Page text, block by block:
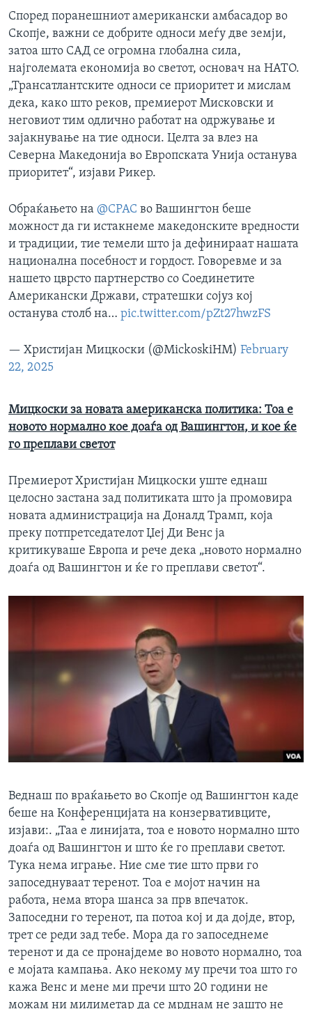
Според поранешниот американски амбасадор во
Скопје, важни се добрите односи меѓу две земји,
затоа што САД се огромна глобална сила,
најголемата економија во светот, основач на НАТО.
„Трансатлантските односи се приоритет и мислам
дека, како што реков, премиерот Мисковски и
неговиот тим одлично работат на одржување и
зајакнување на тие односи. Целта за влез на
Северна Македонија во Европската Унија останува
приоритет“, изјави Рикер.
Обраќањето на @CPAC во Вашингтон беше
можност да ги истакнеме македонските вредности
и традиции, тие темели што ја дефинираат нашата
национална посебност и гордост. Говоревме и за
нашето цврсто партнерство со Соединетите
Американски Држави, стратешки сојуз кој
останува столб на… pic.twitter.com/pZt27hwzFS
— Христијан Мицкоски (@MickoskiHM) February
22, 2025
Мицкоски за новата американска политика: Тоа е
новото нормално кое доаѓа од Вашингтон, и кое ќе
го преплави светот
Премиерот Христијан Мицкоски уште еднаш
целосно застана зад политиката што ја промовира
новата администрација на Доналд Трамп, која
преку потпретседателот Џеј Ди Венс ја
критикуваше Европа и рече дека „новото нормално
доаѓа од Вашингтон и ќе го преплави светот“.
Веднаш по враќањето во Скопје од Вашингтон каде
беше на Конференцијата на конзервативците,
изјави:. „Таа е линијата, тоа е новото нормално што
доаѓа од Вашингтон и што ќе го преплави светот.
Тука нема играње. Ние сме тие што први го
запоседнуваат теренот. Тоа е мојот начин на
работа, нема втора шанса за прв впечаток.
Запоседни го теренот, па потоа кој и да дојде, втор,
трет се реди зад тебе. Мора да го запоседнеме
теренот и да се пронајдеме во новото нормално, тоа
е мојата кампања. Ако некому му пречи тоа што го
кажа Венс и мене ми пречи што 20 години не
можам ни милиметар да се мрднам не зашто не